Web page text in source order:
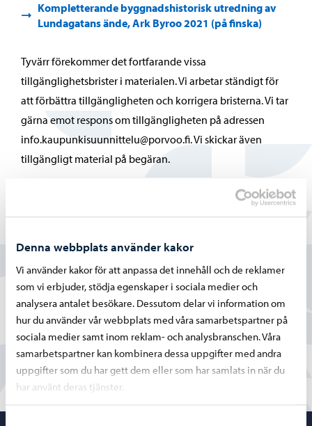
Denna webbplats använder kakor
Vi använder kakor för att anpassa det innehåll och de reklamer
som vi erbjuder, stödja egenskaper i sociala medier och
analysera antalet besökare. Dessutom delar vi information om
hur du använder vår webbplats med våra samarbetspartner på
sociala medier samt inom reklam- och analysbranschen. Våra
samarbetspartner kan kombinera dessa uppgifter med andra
uppgifter som du har gett dem eller som har samlats in när du
har använt deras tjänster.
Kompletterande byggnadshistorisk utredning av
Lundagatans ände, Ark Byroo 2021 (på finska)
Tyvärr förekommer det fortfarande vissa
tillgänglighetsbrister i materialen. Vi arbetar ständigt för
att förbättra tillgängligheten och korrigera bristerna. Vi tar
gärna emot respons om tillgängligheten på adressen
info.kaupunkisuunnittelu@porvoo.fi. Vi skickar även
tillgängligt material på begäran.
Ja
Delvis